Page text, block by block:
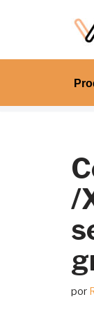
al
/
por